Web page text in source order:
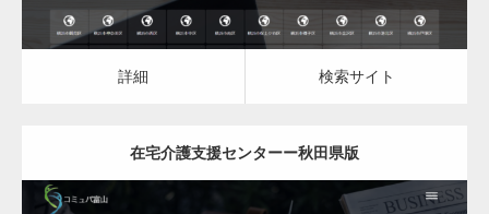
詳細 検索サイト
在宅介護支援センターー秋田県版